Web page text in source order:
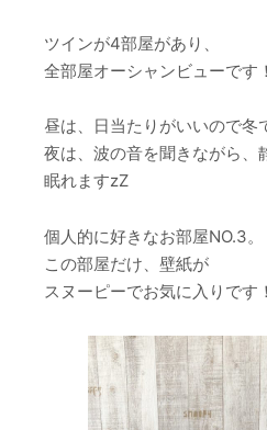
ツインが4部屋があり、
全部屋オーシャンビューです！
昼は、日当たりがいいので冬
夜は、波の音を聞きながら、
眠れますzZ
個人的に好きなお部屋NO.3。
この部屋だけ、壁紙が
スヌーピーでお気に入りで